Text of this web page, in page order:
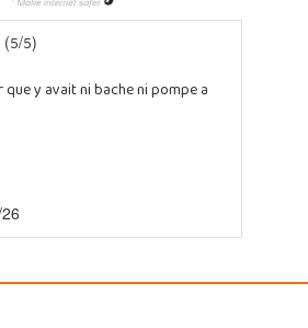
(5/5)
y avait ni bache ni pompe a